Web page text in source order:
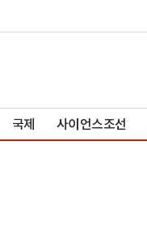
국제 사이언스조선